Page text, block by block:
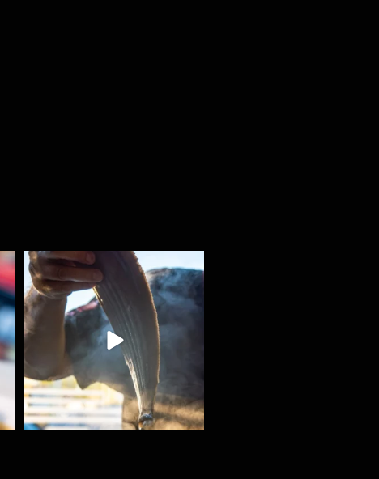
... Ryba na grilu je opravdu rychlá, a stejně tak